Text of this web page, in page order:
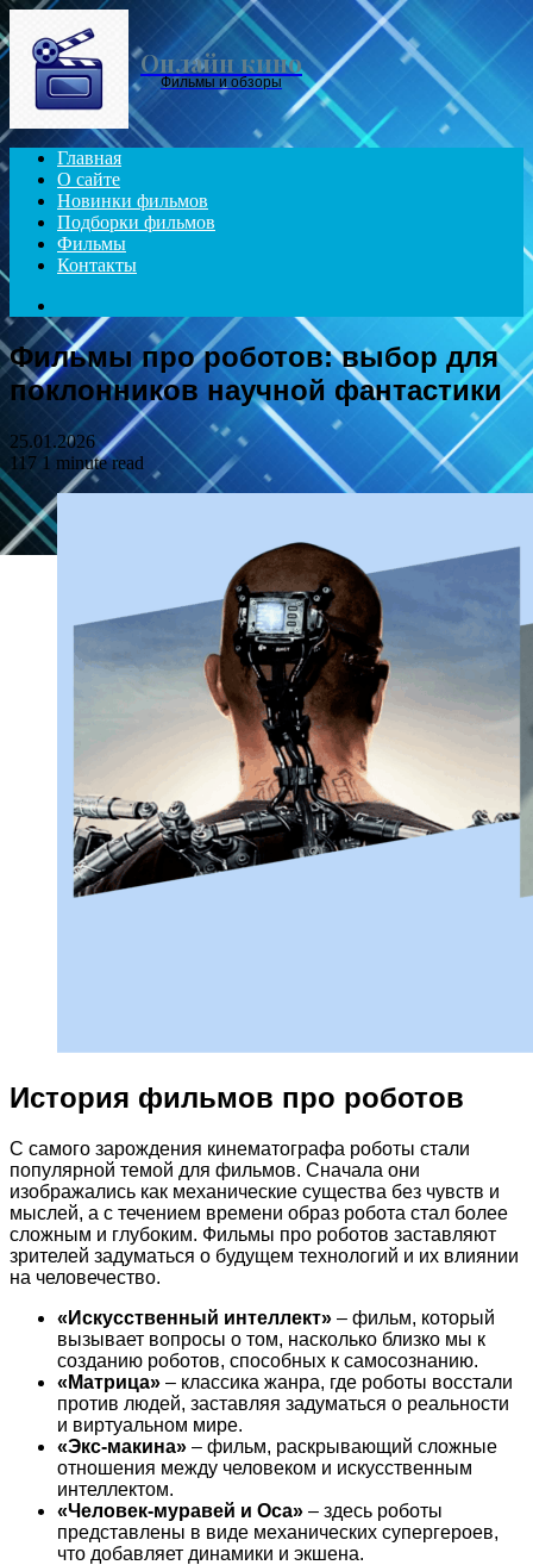
Menu
Онлайн кино
Фильмы и обзоры
Главная
О сайте
Новинки фильмов
Подборки фильмов
Фильмы
Контакты
for
Фильмы про роботов: выбор для
поклонников научной фантастики
25.01.2026
117 1 minute read
История фильмов про роботов
С самого зарождения кинематографа роботы стали
популярной темой для фильмов. Сначала они
изображались как механические существа без чувств и
мыслей, а с течением времени образ робота стал более
сложным и глубоким. Фильмы про роботов заставляют
зрителей задуматься о будущем технологий и их влиянии
на человечество.
«Искусственный интеллект» – фильм, который
вызывает вопросы о том, насколько близко мы к
созданию роботов, способных к самосознанию.
«Матрица» – классика жанра, где роботы восстали
против людей, заставляя задуматься о реальности
и виртуальном мире.
«Экс-макина» – фильм, раскрывающий сложные
отношения между человеком и искусственным
интеллектом.
«Человек-муравей и Оса» – здесь роботы
представлены в виде механических супергероев,
что добавляет динамики и экшена.